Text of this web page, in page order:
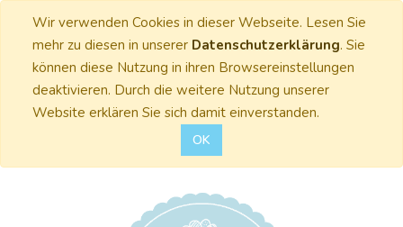
Wir verwenden Cookies in dieser Webseite. Lesen Sie
mehr zu diesen in unserer Datenschutzerklärung. Sie
können diese Nutzung in ihren Browsereinstellungen
deaktivieren. Durch die weitere Nutzung unserer
Website erklären Sie sich damit einverstanden.
OK